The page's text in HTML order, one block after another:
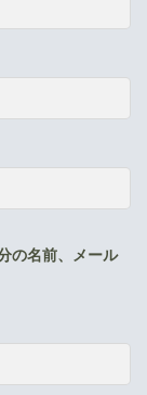
の名前、メール